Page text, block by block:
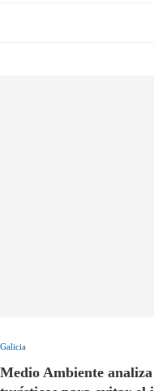
Galicia
Medio Ambiente